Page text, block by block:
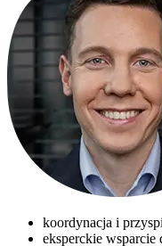
koordynacja i
eksperckie